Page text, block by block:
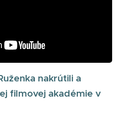
nakrútili a
filmovej akadémie v